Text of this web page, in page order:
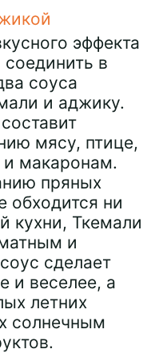
эффекта
в
соуса
и аджику.
мясу, птице,
и макаронам.
пряных
обходится ни
кухни, Ткемали
и
сделает
и веселее, а
летних
солнечным